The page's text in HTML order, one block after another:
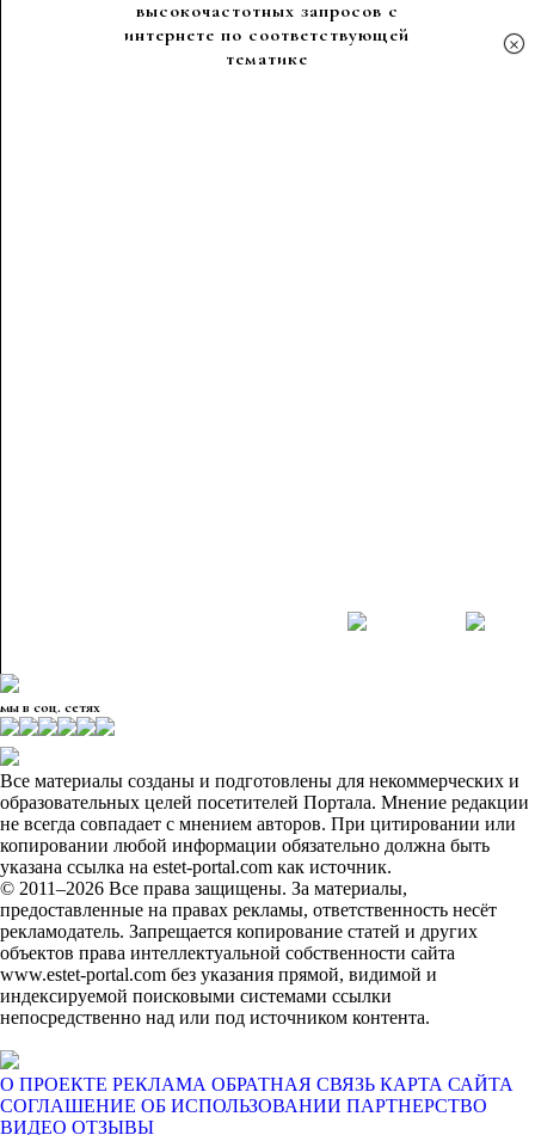
высокочастотных запросов с
интернете по соответствующей
тематике
×
мы в соц. сетях
Все материалы созданы и подготовлены для некоммерческих и
образовательных целей посетителей Портала. Мнение редакции
не всегда совпадает с мнением авторов. При цитировании или
копировании любой информации обязательно должна быть
указана ссылка на estet-portal.com как источник.
© 2011–2026 Все права защищены. За материалы,
предоставленные на правах рекламы, ответственность несёт
рекламодатель. Запрещается копирование статей и других
объектов права интеллектуальной собственности сайта
www.estet-portal.com без указания прямой, видимой и
индексируемой поисковыми системами ссылки
непосредственно над или под источником контента.
О ПРОЕКТЕ РЕКЛАМА ОБРАТНАЯ СВЯЗЬ КАРТА САЙТА
СОГЛАШЕНИЕ ОБ ИСПОЛЬЗОВАНИИ ПАРТНЕРСТВО
ВИДЕО ОТЗЫВЫ